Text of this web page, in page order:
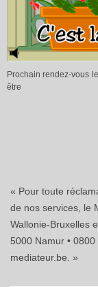
Prochain rendez-vous
être
« Pour toute
de nos services, le
Wallonie-Bruxelles
5000 Namur •
mediateur.be. »